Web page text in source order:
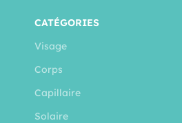
CATÉGORIES
Visage
Corps
Capillaire
Solaire